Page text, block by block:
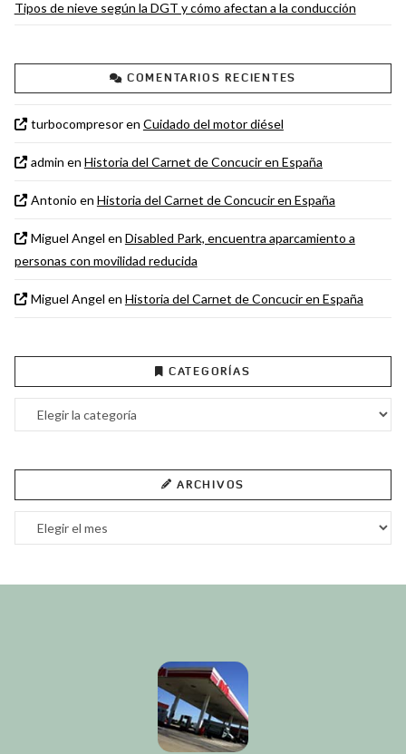
Tipos de nieve según la DGT y cómo afectan a la conducción
COMENTARIOS RECIENTES
turbocompresoren Cuidado del motor diésel
admin en Historia del Carnet de Concucir en España
Antonio en Historia del Carnet de Concucir en España
Miguel Angel en Disabled Park, encuentra aparcamiento a
personas con movilidad reducida
Miguel Angel en Historia del Carnet de Concucir en España
CATEGORÍAS
Categorías
ARCHIVOS
Archivos